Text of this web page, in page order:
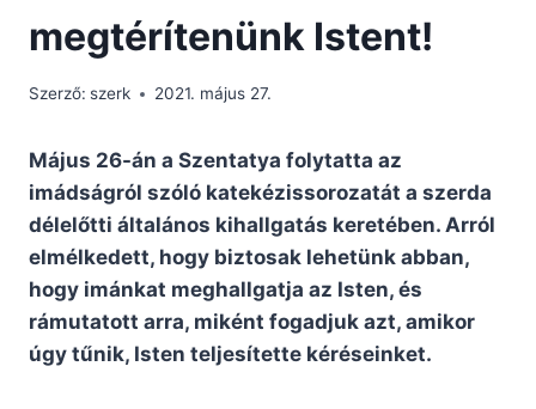
megtérítenünk Istent!
Szerző: szerk 2021. május 27.
Május 26-án a Szentatya folytatta az
imádságról szóló katekézissorozatát a szerda
délelőtti általános kihallgatás keretében. Arról
elmélkedett, hogy biztosak lehetünk abban,
hogy imánkat meghallgatja az Isten, és
rámutatott arra, miként fogadjuk azt, amikor
úgy tűnik, Isten teljesítette kéréseinket.